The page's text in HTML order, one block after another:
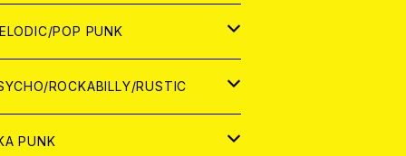
ログ
ログ
POP PUNK
ROCKABILLY/RUSTIC
PUNK